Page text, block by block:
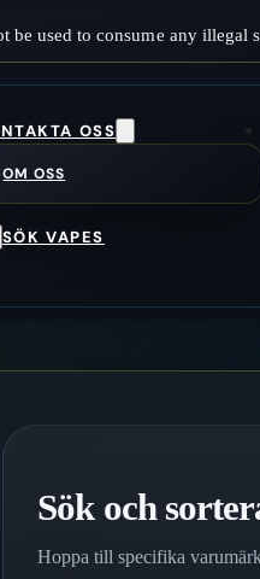
be used to consume any illegal
OSS
OM OSS
SÖK VAPES
Sök och
Hoppa till specifika